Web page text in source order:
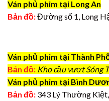
Ván phủ phim tại Long An
Bản đồ:Đường số 1, Long
Ván phủ phim tại Thành
Bản đồ: Kho cầu vượt Sóng
Ván phủ phim tại Bình
Bản đồ: 343 Lý Thường